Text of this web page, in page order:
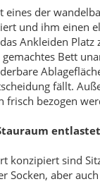
eines der
und ihm einen
Ankleiden Platz
Bett
fällt.
frisch bezogen
konzipiert sind
Socken, aber
*